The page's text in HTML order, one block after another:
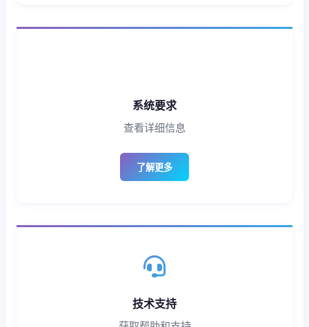
系统要求
查看详细信息
了解更多
技术支持